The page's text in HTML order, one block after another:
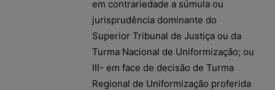
em contrariedade a súmula ou
jurisprudência dominante do
Superior Tribunal de Justiça ou da
Turma Nacional de Uniformização; ou
III- em face de decisão de Turma
Regional de Uniformização proferida